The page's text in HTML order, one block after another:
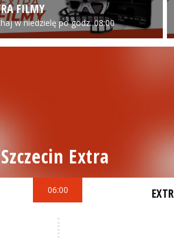
FILMY
w niedzielę po godz. 08:00
Extra
06:00